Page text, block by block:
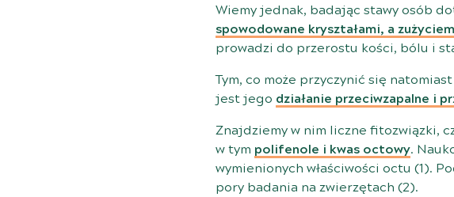
Wiemy jednak, badając stawy osób
spowodowane kryształami, a
prowadzi do przerostu kości, bólu i
Tym, co może przyczynić się
jest jego działanie przeciwzapalne i
Znajdziemy w nim liczne fitozwiązki,
w tym polifenole i kwas octowy.
wymienionych właściwości octu (1).
pory badania na zwierzętach (2).